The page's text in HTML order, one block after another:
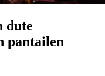
dute
pantailen